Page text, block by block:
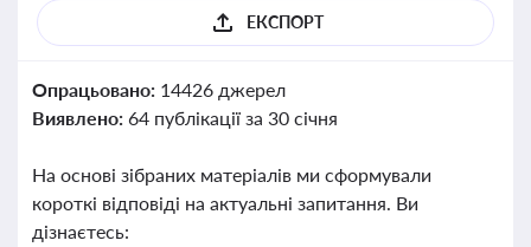
ЕКСПОРТ
Опрацьовано: 14426 джерел
Виявлено: 64 публікації за 30 січня
На основі зібраних матеріалів ми сформували
короткі відповіді на актуальні запитання. Ви
дізнаєтесь: